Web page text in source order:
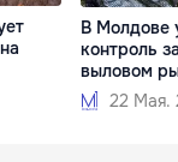
В Молдове
контроль
выловом
22 Мая.